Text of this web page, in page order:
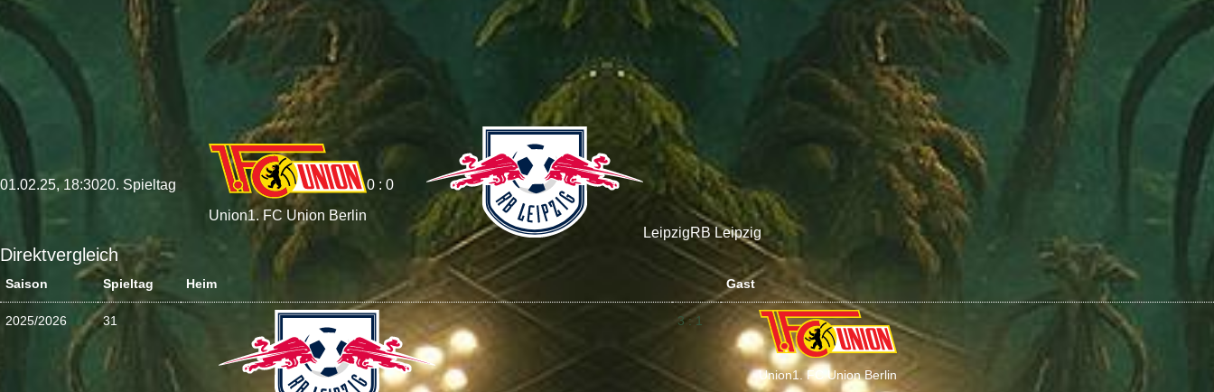
01.02.25, 18:3020. Spieltag
Union1. FC Union Berlin
0 : 0
LeipzigRB Leipzig
Direktvergleich
Saison Spieltag Heim Gast
2025/2026 31 3 : 1
Union1. FC Union Berlin